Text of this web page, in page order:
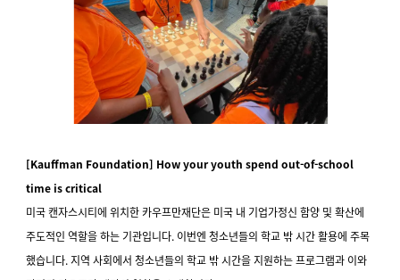
[Kauffman Foundation] How your youth spend out-of-school
time is critical
미국 캔자스시티에 위치한 카우프만재단은 미국 내 기업가정신 함양 및 확산에
주도적인 역할을 하는 기관입니다. 이번엔 청소년들의 학교 밖 시간 활용에 주목
했습니다. 지역 사회에서 청소년들의 학교 밖 시간을 지원하는 프로그램과 이와